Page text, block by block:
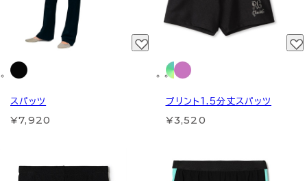
スパッツ
¥7,920
プリント1.5分丈スパッツ
¥3,520